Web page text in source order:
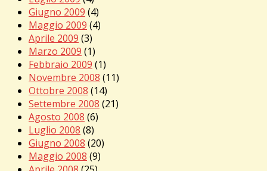
Giugno 2009 (4)
Maggio 2009 (4)
Aprile 2009 (3)
Marzo 2009 (1)
Febbraio 2009 (1)
Novembre 2008 (11)
Ottobre 2008 (14)
Settembre 2008 (21)
Agosto 2008 (6)
Luglio 2008 (8)
Giugno 2008 (20)
Maggio 2008 (9)